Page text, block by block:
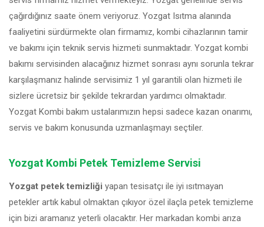
çağırdığınız saate önem veriyoruz. Yozgat Isıtma alanında
faaliyetini sürdürmekte olan firmamız, kombi cihazlarının tamir
ve bakımı için teknik servis hizmeti sunmaktadır. Yozgat kombi
bakımı servisinden alacağınız hizmet sonrası aynı sorunla tekrar
karşılaşmanız halinde servisimiz 1 yıl garantili olan hizmeti ile
sizlere ücretsiz bir şekilde tekrardan yardımcı olmaktadır.
Yozgat Kombi bakım ustalarımızın hepsi sadece kazan onarımı,
servis ve bakım konusunda uzmanlaşmayı seçtiler.
Yozgat Kombi Petek Temizleme Servisi
Yozgat petek temizliği yapan tesisatçı ile iyi ısıtmayan
petekler artık kabul olmaktan çıkıyor özel ilaçla petek temizleme
için bizi aramanız yeterli olacaktır. Her markadan kombi arıza